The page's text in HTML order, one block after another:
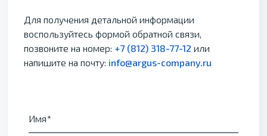
Для получения детальной информации
воспользуйтесь формой обратной связи,
позвоните на номер: +7 (812) 318-77-12 или
напишите на почту: info@argus-company.ru
Имя